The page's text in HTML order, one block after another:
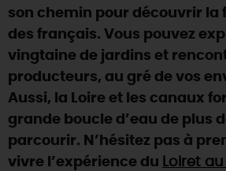
CETTE
TOUT
son chemin pour découvrir la
des français. Vous pouvez
vingtaine de jardins et
producteurs, au gré de vos
Aussi, la Loire et les canaux
grande boucle d’eau de plus
parcourir. N’hésitez pas à
vivre l’expérience du Loiret